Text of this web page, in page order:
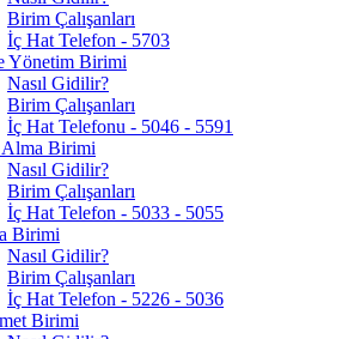
Birim Çalışanları
İç Hat Telefon - 5703
Yönetim Birimi
Nasıl Gidilir?
Birim Çalışanları
İç Hat Telefonu - 5046 - 5591
Alma Birimi
Nasıl Gidilir?
Birim Çalışanları
İç Hat Telefon - 5033 - 5055
Birimi
Nasıl Gidilir?
Birim Çalışanları
İç Hat Telefon - 5226 - 5036
Birimi